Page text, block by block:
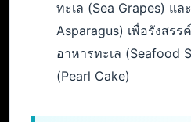
ทะเล (Sea Grapes) แล
Asparagus) เพื่อรังสร
อาหารทะเล (Seafood
(Pearl Cake)